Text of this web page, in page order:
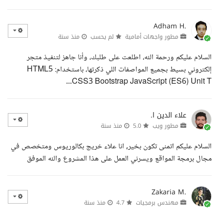
Adham H.
مطور واجهات أمامية لم يحسب منذ سنة
السلام عليكم ورحمة الله، اطلعت على طلبك، وأنا جاهز لتنفيذ متجر
إلكتروني بسيط بجميع المواصفات اللي ذكرتها، باستخدام: HTML5
CSS3 Bootstrap JavaScript (ES6) Unit T...
علاء الدين ا.
مطور ويب منذ سنة
السلام عليكم اتمنى تكون بخير, انا علاء خريج بكالوريوس ومتخصص في
مجال برمجة المواقع ويسرني العمل على هذا المشروع والله الموفق
Zakaria M.
مهندس برمجيات منذ سنة